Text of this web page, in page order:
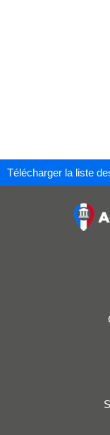
Télécharger la liste